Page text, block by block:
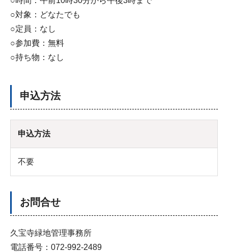
○対象：どなたでも
○定員：なし
○参加費：無料
○持ち物：なし
申込方法
申込方法
不要
お問合せ
久宝寺緑地管理事務所
電話番号：072-992-2489